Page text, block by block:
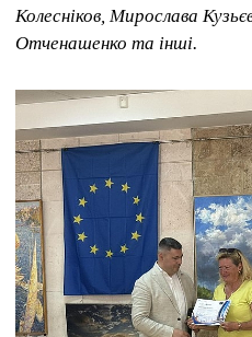
Колесніков, Мирослава
Отченашенко та інші.